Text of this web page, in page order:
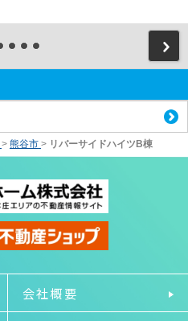
> 熊谷市 > リバーサイドハイツB棟
会社概要